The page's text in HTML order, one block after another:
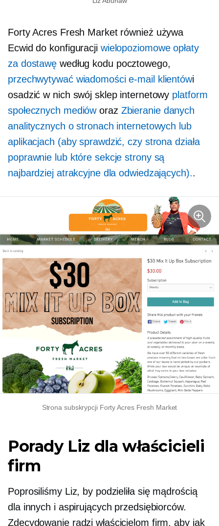
Forty Acres Fresh Market również używa
Ecwid do konfiguracji wielopoziomowe opłaty
za dostawę według kodu pocztowego,
przechwytywać wiadomości e-mail klientówi
osadzić w nich swój sklep internetowy platform
społecznych medióworaz Zbieranie danych
analitycznych o stronach internetowych lub
aplikacjach (aby sprawdzić, czy strona działa
poprawnie lub które sekcje strony są
najbardziej atrakcyjne dla odwiedzających)..
Strona subskrypcji Forty Acres Fresh Market
Porady Liz dla właścicieli
firm
Poprosiliśmy Liz, by podzieliła się mądrością
dla innych i aspirujących przedsiębiorców.
Zdecydowanie radzi właścicielom firm, aby jak